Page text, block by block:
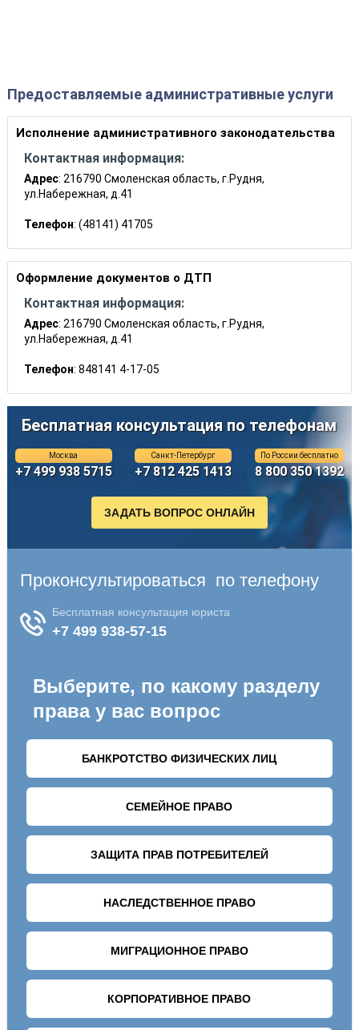
Предоставляемые административные услуги
Исполнение административного законодательства
Контактная информация:
Адрес: 216790 Смоленская область, г.Рудня,
ул.Набережная, д.41
Телефон: (48141) 41705
Оформление документов о ДТП
Контактная информация:
Адрес: 216790 Смоленская область, г.Рудня,
ул.Набережная, д.41
Телефон: 848141 4-17-05
Бесплатная консультация по телефонам
Москва
+7 499 938 5715
Санкт-Петербург
+7 812 425 1413
По России бесплатно
8 800 350 1392